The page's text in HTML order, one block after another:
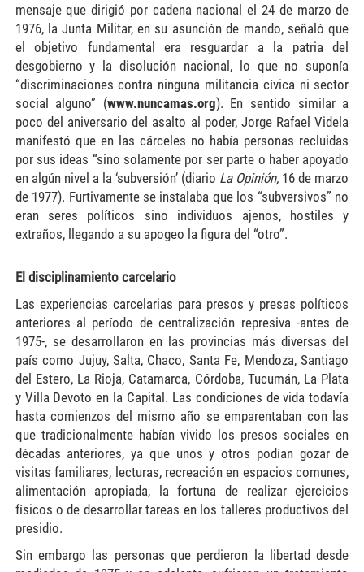
mensaje que dirigió por cadena nacional el 24 de marzo de
1976, la Junta Militar, en su asunción de mando, señaló que
el objetivo fundamental era resguardar a la patria del
desgobierno y la disolución nacional, lo que no suponía
“discriminaciones contra ninguna militancia cívica ni sector
social alguno” (www.nuncamas.org). En sentido similar a
poco del aniversario del asalto al poder, Jorge Rafael Videla
manifestó que en las cárceles no había personas recluidas
por sus ideas “sino solamente por ser parte o haber apoyado
en algún nivel a la ‘subversión’ (diario La Opinión, 16 de marzo
de 1977). Furtivamente se instalaba que los “subversivos” no
eran seres políticos sino individuos ajenos, hostiles y
extraños, llegando a su apogeo la figura del “otro”.
El disciplinamiento carcelario
Las experiencias carcelarias para presos y presas políticos
anteriores al período de centralización represiva -antes de
1975-, se desarrollaron en las provincias más diversas del
país como Jujuy, Salta, Chaco, Santa Fe, Mendoza, Santiago
del Estero, La Rioja, Catamarca, Córdoba, Tucumán, La Plata
y Villa Devoto en la Capital. Las condiciones de vida todavía
hasta comienzos del mismo año se emparentaban con las
que tradicionalmente habían vivido los presos sociales en
décadas anteriores, ya que unos y otros podían gozar de
visitas familiares, lecturas, recreación en espacios comunes,
alimentación apropiada, la fortuna de realizar ejercicios
físicos o de desarrollar tareas en los talleres productivos del
presidio.
Sin embargo las personas que perdieron la libertad desde